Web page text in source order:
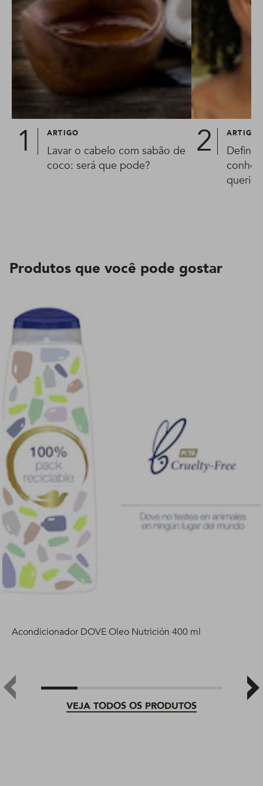
ARTIGO
Lavar o cabelo com sabão de
coco: será que pode?
ARTIGO
Produtos que você pode gostar
VEJA TODOS OS PRODUTOS
Acondicionador DOVE Oleo Nutrición 400 ml